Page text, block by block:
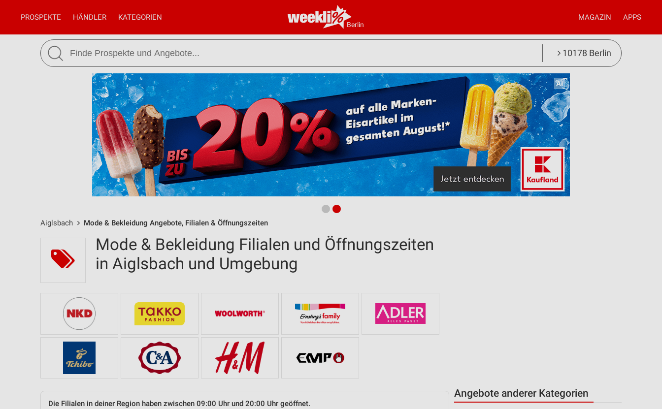
Berlin
PROSPEKTE HÄNDLER KATEGORIEN MAGAZIN APPS
10178 Berlin
Aiglsbach Mode & Bekleidung Angebote, Filialen & Öffnungszeiten
Angebote anderer Kategorien
Mode & Bekleidung Filialen und Öffnungszeiten
in Aiglsbach und Umgebung
Die Filialen in deiner Region haben zwischen 09:00 Uhr und 20:00 Uhr geöffnet.